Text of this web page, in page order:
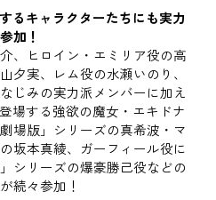
るキャラクターたちにも実力
加！
、ヒロイン・エミリア役の高
夕実、レム役の水瀬いのり、
じみの実力派メンバーに加え
場する強欲の魔女・エキドナ
場版」シリーズの真希波・マ
坂本真綾、ガーフィール役に
シリーズの爆豪勝己役などの
続々参加！